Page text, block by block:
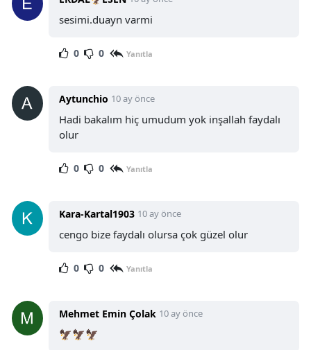
sesimi.duayn varmi
0 0 Yanıtla
Aytunchio 10 ay önce
Hadi bakalım hiç umudum yok inşallah faydalı
olur
0 0 Yanıtla
Kara-Kartal1903 10 ay önce
cengo bize faydalı olursa çok güzel olur
0 0 Yanıtla
Mehmet Emin Çolak 10 ay önce
🦅🦅🦅